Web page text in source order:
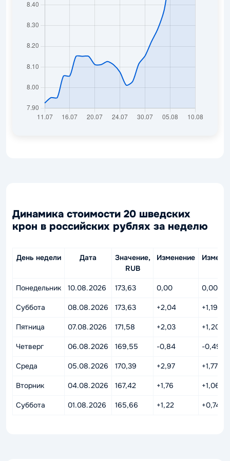
Динамика стоимости 20 шведских
крон в российских рублях за неделю
День недели Дата
Значение,
RUB
Изменение
Понедельник 10.08.2026 173,63 0,00 0,00%
Суббота 08.08.2026 173,63 +2,04 +1,19%
Пятница 07.08.2026 171,58 +2,03 +1,20%
Четверг 06.08.2026 169,55 -0,84 -0,49%
Среда 05.08.2026 170,39 +2,97 +1,77%
Вторник 04.08.2026 167,42 +1,76 +1,06%
Суббота 01.08.2026 165,66 +1,22 +0,74%